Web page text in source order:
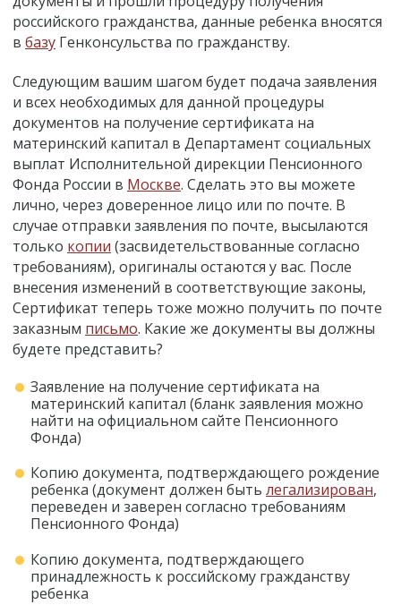
российского гражданства, данные ребенка вносятся
в базу Генконсульства по гражданству.
Следующим вашим шагом будет подача заявления
и всех необходимых для данной процедуры
документов на получение сертификата на
материнский капитал в Департамент социальных
выплат Исполнительной дирекции Пенсионного
Фонда России в Москве. Сделать это вы можете
лично, через доверенное лицо или по почте. В
случае отправки заявления по почте, высылаются
только копии (засвидетельствованные согласно
требованиям), оригиналы остаются у вас. После
внесения изменений в соответствующие законы,
Сертификат теперь тоже можно получить по почте
заказным письмо. Какие же документы вы должны
будете представить?
Заявление на получение сертификата на
материнский капитал (бланк заявления можно
найти на официальном сайте Пенсионного
Фонда)
Копию документа, подтверждающего рождение
ребенка (документ должен быть легализирован,
переведен и заверен согласно требованиям
Пенсионного Фонда)
Копию документа, подтверждающего
принадлежность к российскому гражданству
ребенка